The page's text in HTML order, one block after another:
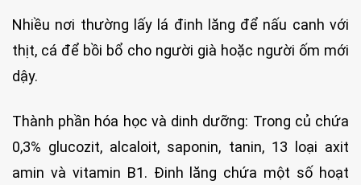
Nhiều nơi thường lấy lá đinh lăng để nấu canh với
thịt, cá để bồi bổ cho người già hoặc người ốm mới
dậy.
Thành phần hóa học và dinh dưỡng: Trong củ chứa
0,3% glucozit, alcaloit, saponin, tanin, 13 loại axit
amin và vitamin B1. Đinh lăng chứa một số hoạt